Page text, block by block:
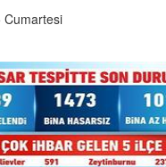
Cumartesi